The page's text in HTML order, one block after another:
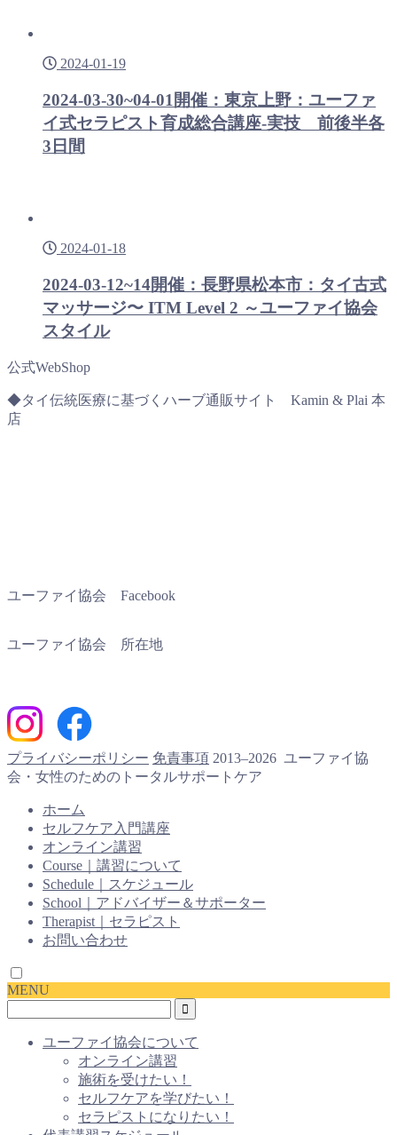
2024-01-19
2024-03-30~04-01開催：東京上野：ユーファ
イ式セラピスト育成総合講座-実技 前後半各
3日間
2024-01-18
2024-03-12~14開催：長野県松本市：タイ古式
マッサージ〜 ITM Level 2 ～ユーファイ協会
スタイル
公式WebShop
◆タイ伝統医療に基づくハーブ通販サイト Kamin & Plai 本
店
ユーファイ協会 Facebook
ユーファイ協会 所在地
プライバシーポリシー 免責事項 2013–2026 ユーファイ協
会・女性のためのトータルサポートケア
ホーム
セルフケア入門講座
オンライン講習
Course｜講習について
Schedule｜スケジュール
School｜アドバイザー＆サポーター
Therapist｜セラピスト
お問い合わせ
MENU
ユーファイ協会について
オンライン講習
施術を受けたい！
セルフケアを学びたい！
セラピストになりたい！